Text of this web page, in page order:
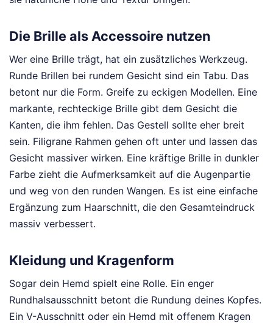
Die Brille als Accessoire nutzen
Wer eine Brille trägt, hat ein zusätzliches Werkzeug.
Runde Brillen bei rundem Gesicht sind ein Tabu. Das
betont nur die Form. Greife zu eckigen Modellen. Eine
markante, rechteckige Brille gibt dem Gesicht die
Kanten, die ihm fehlen. Das Gestell sollte eher breit
sein. Filigrane Rahmen gehen oft unter und lassen das
Gesicht massiver wirken. Eine kräftige Brille in dunkler
Farbe zieht die Aufmerksamkeit auf die Augenpartie
und weg von den runden Wangen. Es ist eine einfache
Ergänzung zum Haarschnitt, die den Gesamteindruck
massiv verbessert.
Kleidung und Kragenform
Sogar dein Hemd spielt eine Rolle. Ein enger
Rundhalsausschnitt betont die Rundung deines Kopfes.
Ein V-Ausschnitt oder ein Hemd mit offenem Kragen